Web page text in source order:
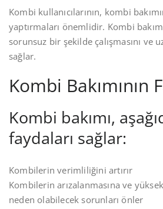
Kombi kullanıcılarının, kombi
yaptırmaları önemlidir. Kombi
sorunsuz bir şekilde çalışmasını ve
sağlar.
Kombi Bakımının
Kombi bakımı,
faydaları sağlar:
Kombilerin verimliliğini artırır
Kombilerin arızalanmasına ve
neden olabilecek sorunları önler